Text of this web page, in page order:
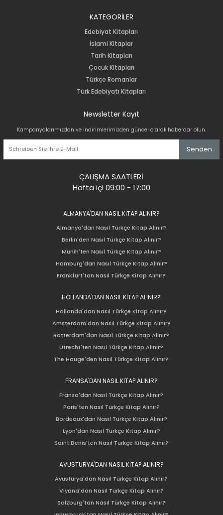
KATEGORİLER
Edebiyat Kitapları
İslami Kitaplar
Tarih Kitapları
Çocuk Kitapları
Türkçe Romanlar
Türk Edebiyatı Kitapları
Newsletter Kayıt
Kampanyalarımızdan ve indirimlerimizden güncel olarak haberdar olun.
Senden
ÇALIŞMA SAATLERİ
Hafta içi 09:00 - 17:00
ALMANYA'DAN NASIL KİTAP ALINIR?
Almanya'dan Nasıl Türkçe Kitap Alınır?
Berlin'den Nasıl Türkçe Kitap Alınır?
Münih'ten Nasıl Türkçe Kitap Alınır?
Hamburg'dan Nasıl Türkçe Kitap Alınır?
Frankfurt'tan Nasıl Türkçe Kitap Alınır?
HOLLANDA'DAN NASIL KİTAP ALINIR?
Hollanda'dan Nasıl Türkçe Kitap Alınır?
Amsterdam'dan Nasıl Türkçe Kitap Alınır?
Rotterdam'dan Nasıl Türkçe Kitap Alınır?
Utrecht'ten Nasıl Türkçe Kitap Alınır?
The Hauge'den Nasıl Türkçe Kitap Alınır?
FRANSA'DAN NASIL KİTAP ALINIR?
Fransa'dan Nasıl Türkçe Kitap Alınır?
Paris'ten Nasıl Türkçe Kitap Alınır?
Bordeaux'dan Nasıl Türkçe Kitap Alınır?
Lyon'dan Nasıl Türkçe Kitap Alınır?
Saint Denis'ten Nasıl Türkçe Kitap Alınır?
AVUSTURYA'DAN NASIL KİTAP ALINIR?
Avusturya'dan Nasıl Türkçe Kitap Alınır?
Viyana'dan Nasıl Türkçe Kitap Alınır?
Salzburg'tan Nasıl Türkçe Kitap Alınır?